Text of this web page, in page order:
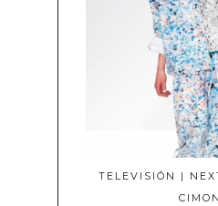
TELEVISIÓN |